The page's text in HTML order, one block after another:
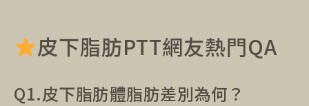
皮下脂肪PTT網友熱門QA
Q1.皮下脂肪體脂肪差別為何？